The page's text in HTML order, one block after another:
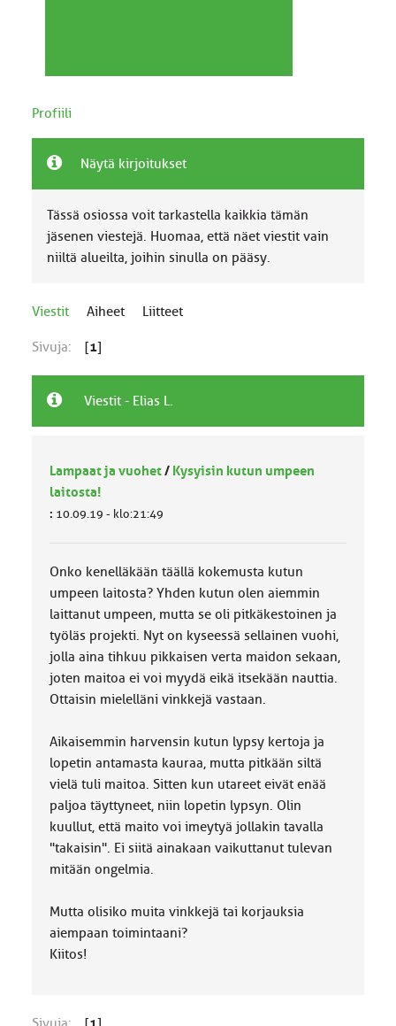
Profiili
Näytä kirjoitukset
Tässä osiossa voit tarkastella kaikkia tämän
jäsenen viestejä. Huomaa, että näet viestit vain
niiltä alueilta, joihin sinulla on pääsy.
Viestit Aiheet Liitteet
Sivuja: [1]
Viestit - Elias L.
Lampaat ja vuohet/ Kysyisin kutun umpeen
laitosta!
: 10.09.19 - klo:21:49
Onko kenelläkään täällä kokemusta kutun
umpeen laitosta? Yhden kutun olen aiemmin
laittanut umpeen, mutta se oli pitkäkestoinen ja
työläs projekti. Nyt on kyseessä sellainen vuohi,
jolla aina tihkuu pikkaisen verta maidon sekaan,
joten maitoa ei voi myydä eikä itsekään nauttia.
Ottaisin mielelläni vinkkejä vastaan.
Aikaisemmin harvensin kutun lypsy kertoja ja
lopetin antamasta kauraa, mutta pitkään siltä
vielä tuli maitoa. Sitten kun utareet eivät enää
paljoa täyttyneet, niin lopetin lypsyn. Olin
kuullut, että maito voi imeytyä jollakin tavalla
"takaisin". Ei siitä ainakaan vaikuttanut tulevan
mitään ongelmia.
Mutta olisiko muita vinkkejä tai korjauksia
aiempaan toimintaani?
Kiitos!